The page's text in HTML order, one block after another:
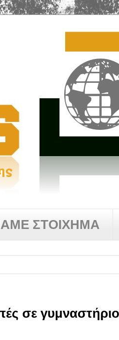
ΣΤΟΙΧΗΜΑ
σε γυμναστήριο